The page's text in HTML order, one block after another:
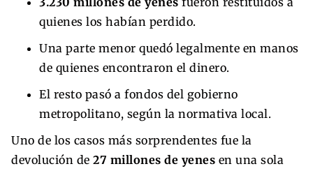
quienes los habían perdido.
Una parte menor quedó legalmente en manos
de quienes encontraron el dinero.
El resto pasó a fondos del gobierno
metropolitano, según la normativa local.
Uno de los casos más sorprendentes fue la
devolución de 27 millones de yenes en una sola